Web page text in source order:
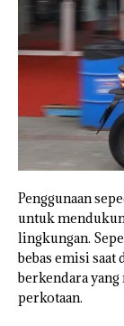
Penggunaan
untuk
lingkungan.
bebas emisi saat
berkendara
perkotaan.